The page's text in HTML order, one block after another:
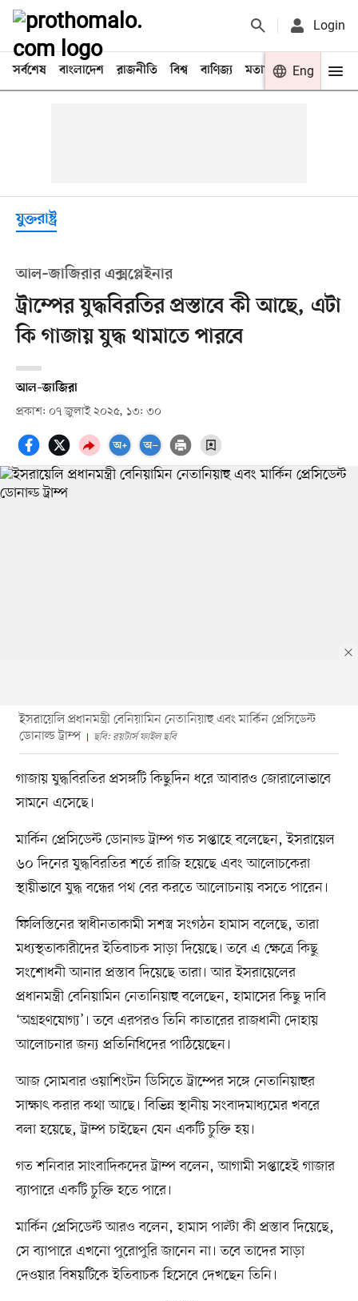
Login
সর্বশেষ বাংলাদেশ রাজনীতি বিশ্ব বাণিজ্য মতামত খেলা
Eng
যুক্তরাষ্ট্র
আল–জাজিরার এক্সপ্লেইনার
ট্রাম্পের যুদ্ধবিরতির প্রস্তাবে কী আছে, এটা
কি গাজায় যুদ্ধ থামাতে পারবে
আল–জাজিরা
প্রকাশ: ০৭ জুলাই ২০২৫, ১৩: ৩০
ইসরায়েলি প্রধানমন্ত্রী বেনিয়ামিন নেতানিয়াহু এবং মার্কিন প্রেসিডেন্ট
ডোনাল্ড ট্রাম্প
ছবি: রয়টার্স ফাইল ছবি
গাজায় যুদ্ধবিরতির প্রসঙ্গটি কিছুদিন ধরে আবারও জোরালোভাবে
সামনে এসেছে।
মার্কিন প্রেসিডেন্ট ডোনাল্ড ট্রাম্প গত সপ্তাহে বলেছেন, ইসরায়েল
৬০ দিনের যুদ্ধবিরতির শর্তে রাজি হয়েছে এবং আলোচকেরা
স্থায়ীভাবে যুদ্ধ বন্ধের পথ বের করতে আলোচনায় বসতে পারেন।
ফিলিস্তিনের স্বাধীনতাকামী সশস্ত্র সংগঠন হামাস বলেছে, তারা
মধ্যস্থতাকারীদের ইতিবাচক সাড়া দিয়েছে। তবে এ ক্ষেত্রে কিছু
সংশোধনী আনার প্রস্তাব দিয়েছে তারা। আর ইসরায়েলের
প্রধানমন্ত্রী বেনিয়ামিন নেতানিয়াহু বলেছেন, হামাসের কিছু দাবি
‘অগ্রহণযোগ্য’। তবে এরপরও তিনি কাতারের রাজধানী দোহায়
আলোচনার জন্য প্রতিনিধিদের পাঠিয়েছেন।
আজ সোমবার ওয়াশিংটন ডিসিতে ট্রাম্পের সঙ্গে নেতানিয়াহুর
সাক্ষাৎ করার কথা আছে। বিভিন্ন স্থানীয় সংবাদমাধ্যমের খবরে
বলা হয়েছে, ট্রাম্প চাইছেন যেন একটি চুক্তি হয়।
গত শনিবার সাংবাদিকদের ট্রাম্প বলেন, আগামী সপ্তাহেই গাজার
ব্যাপারে একটি চুক্তি হতে পারে।
মার্কিন প্রেসিডেন্ট আরও বলেন, হামাস পাল্টা কী প্রস্তাব দিয়েছে,
সে ব্যাপারে এখনো পুরোপুরি জানেন না। তবে তাদের সাড়া
দেওয়ার বিষয়টিকে ইতিবাচক হিসেবে দেখছেন তিনি।